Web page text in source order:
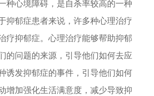
心境障碍，是自杀率较高的一种
抑郁症患者来说，许多种心理治疗
疗抑郁症。心理治疗能够帮助抑郁
的问题的来源，引导他们如何去应
诱发抑郁症的事件，引导他们如何
增加强化生活满意度，减少导致抑